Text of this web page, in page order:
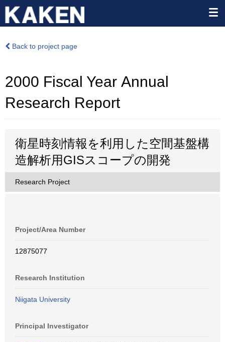
Back to project page
2000 Fiscal Year Annual
Research Report
衛星時刻情報を利用した空間基盤構
造解析用GISスコープの開発
Research Project
Project/Area Number
12875077
Research Institution
Niigata University
Principal Investigator